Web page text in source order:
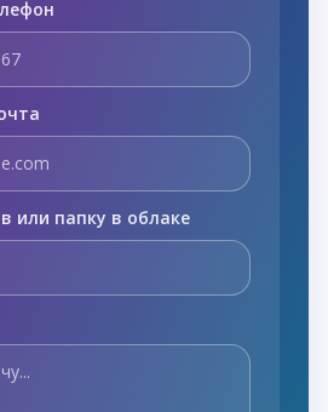
или папку в облаке